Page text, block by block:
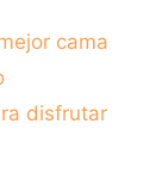
cama
disfrutar